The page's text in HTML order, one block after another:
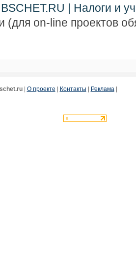
| Налоги и
(для on-line проектов
| О проекте | Контакты | Реклама |